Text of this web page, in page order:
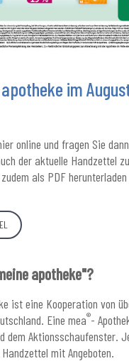
im
online und fragen Sie
der aktuelle Handzettel
als PDF herunterladen
apotheke"?
ist eine Kooperation von
Eine mea®-
dem Aktionsschaufenster.
mit Angeboten.